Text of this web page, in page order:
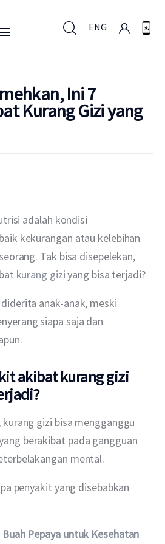
ENG
Ini 7
Kurang Gizi yang
adalah kondisi
kekurangan atau kelebihan
Tak bisa disepelekan,
kurang gizi yang bisa terjadi?
anak-anak, meski
siapa saja dan
akibat kurang gizi
kurang gizi bisa mengganggu
berakibat pada gangguan
mental.
penyakit yang disebabkan
Pepaya untuk Kesehatan